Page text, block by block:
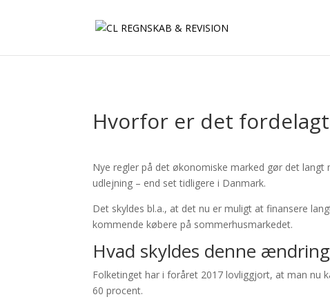
Hvorfor er det
Nye regler på det økonomiske marked gør det
udlejning – end set tidligere i Danmark.
Det skyldes bl.a., at det nu er muligt at finansere
kommende købere på sommerhusmarkedet.
Hvad skyldes denne
Folketinget har i foråret 2017 lovliggjort, at man nu
60 procent.